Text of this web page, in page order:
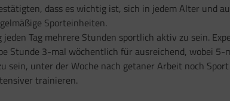
dass es wichtig ist, sich in jedem Alter und
Sporteinheiten.
jeden Tag mehrere Stunden sportlich aktiv zu sein.
Stunde 3-mal wöchentlich für ausreichend, wobei 5-
sein, unter der Woche nach getaner Arbeit noch
trainieren.